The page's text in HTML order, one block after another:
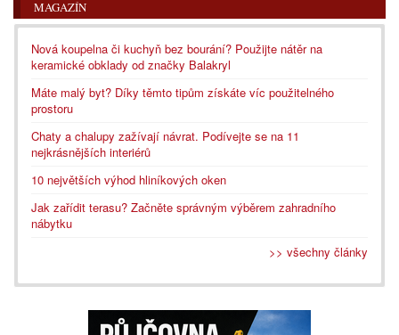
MAGAZÍN
Nová koupelna či kuchyň bez bourání? Použijte nátěr na
keramické obklady od značky Balakryl
Máte malý byt? Díky těmto tipům získáte víc použitelného
prostoru
Chaty a chalupy zažívají návrat. Podívejte se na 11
nejkrásnějších interiérů
10 největších výhod hliníkových oken
Jak zařídit terasu? Začněte správným výběrem zahradního
nábytku
>> všechny články